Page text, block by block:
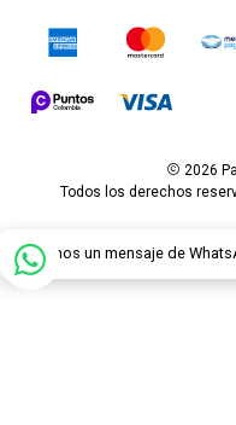
2026
Todos los derechos
Envíanos un mensaje de